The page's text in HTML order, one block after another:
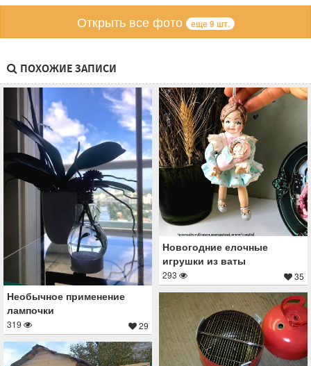
Открыть все фото еще 9 шт.
ПОХОЖИЕ ЗАПИСИ
Необычное применение
лампочки
319 29
Новогодние елочные
игрушки из ваты
293 35